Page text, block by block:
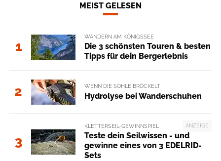
MEIST GELESEN
1
WANDERN AM KÖNIGSSEE
Die 3 schönsten Touren & besten
Tipps für dein Bergerlebnis
2 WENN DIE SOHLE BRÖCKELT
Hydrolyse bei Wanderschuhen
3
ANZEIGE
KLETTERSEIL-GEWINNSPIEL
Teste dein Seilwissen - und
gewinne eines von 3 EDELRID-
Sets